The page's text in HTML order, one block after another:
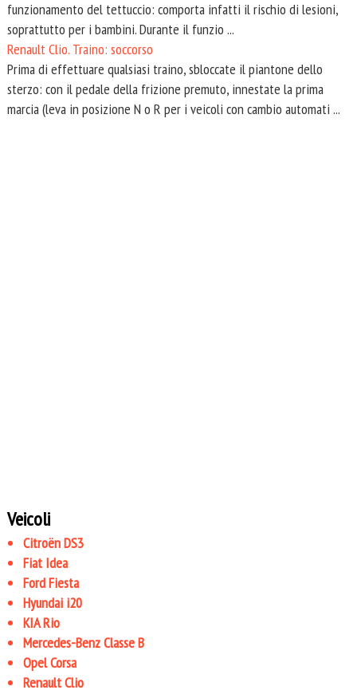
funzionamento del tettuccio: comporta infatti il rischio di lesioni,
soprattutto per i bambini. Durante il funzio ...
Renault Clio. Traino: soccorso
Prima di effettuare qualsiasi traino, sbloccate il piantone dello
sterzo: con il pedale della frizione premuto, innestate la prima
marcia (leva in posizione N o R per i veicoli con cambio automati ...
Veicoli
Citroën DS3
Fiat Idea
Ford Fiesta
Hyundai i20
KIA Rio
Mercedes-Benz Classe B
Opel Corsa
Renault Clio